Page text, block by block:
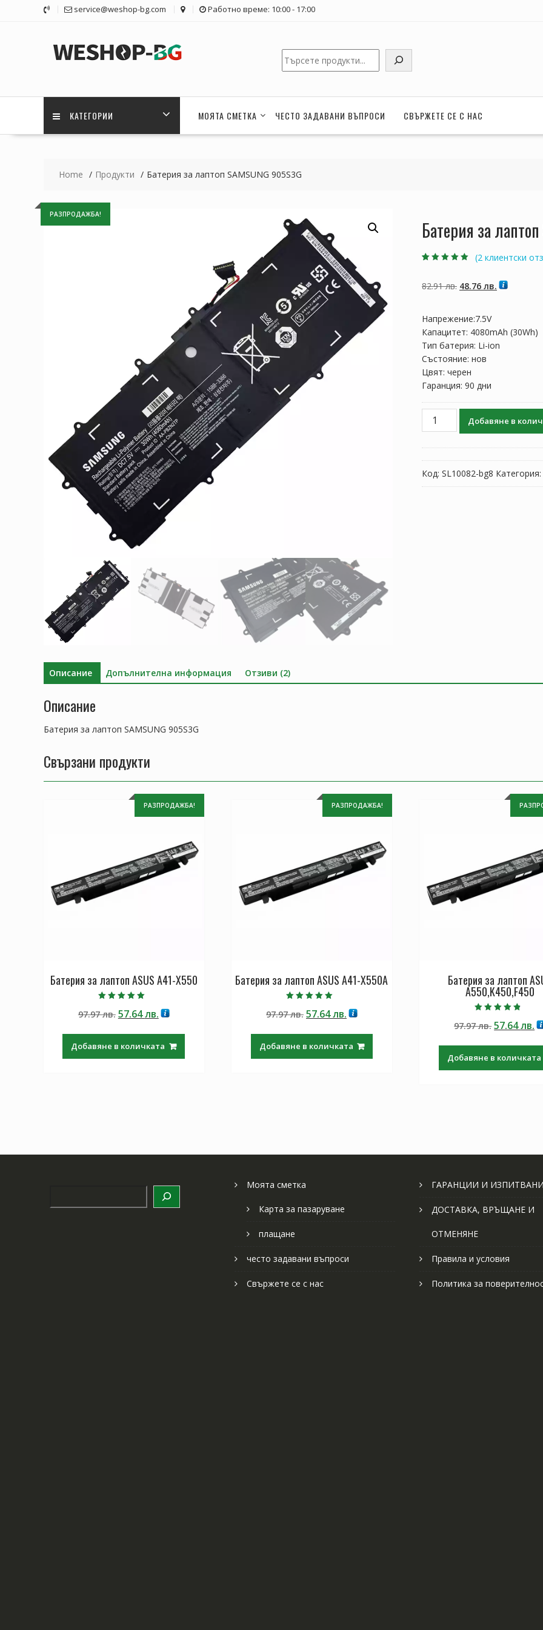
service@weshop-bg.com Работно време: 10:00 - 17:00
Търсене
КАТЕГОРИИ МОЯТА СМЕТКА ЧЕСТО ЗАДАВАНИ ВЪПРОСИ СВЪРЖЕТЕ СЕ С НАС
Home Продукти Батерия за лаптоп SAMSUNG 905S3G
РАЗПРОДАЖБА!
Батерия за
потребителски
оценки
(2 клиентски
82.91лв. Original
82.91 лв..
48.76 лв. Текущата
Напрежение:7.5V
Капацитет: 4080mAh (30Wh)
Тип батерия: Li-ion
Състояние: нов
Цвят: черен
Гаранция: 90 дни
количество
лаптоп
SAMSUNG
Добавяне в
Код: SL10082-bg8 Категория:
Описание Допълнителна информация Отзиви (2)
Описание
Батерия за лаптоп SAMSUNG 905S3G
Свързани продукти
РАЗПРОДАЖБА!
Батерия за лаптоп ASUS A41-X550
5.00
от 5
97.97лв. Original
97.97 лв..
57.64лв.Текущата
57.64 лв..
Добавяне в количката
РАЗПРОДАЖБА!
Батерия за лаптоп ASUS A41-X550A
5.00
от 5
97.97лв. Original
97.97 лв..
57.64лв.Текущата
57.64 лв..
Добавяне в количката
Батерия за лаптоп
A550,K450,F450
4.50
от 5
97.97лв. Original
97.97 лв..
57.64лв.
Добавяне в количката
Моята сметка
Карта за пазаруване
плащане
често задавани въпроси
Свържете се с нас
ГАРАНЦИИ И
ДОСТАВКА, ВРЪЩАНЕ И
ОТМЕНЯНЕ
Правила и условия
Политика за